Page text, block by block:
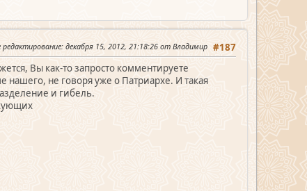
#187
редактирование: декабря 15, 2012, 21:18:26 от Владимир
Вы как-то запросто комментируете
нашего, не говоря уже о Патриархе. И такая
и гибель.